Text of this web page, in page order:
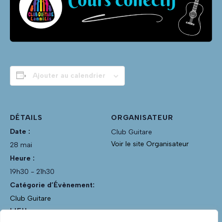
Ajouter au calendrier
DÉTAILS
Date :
28 mai
Heure :
19h30 - 21h30
Catégorie d’Évènement:
Club Guitare
LIEU
ORGANISATEUR
Club Guitare
Voir le site Organisateur